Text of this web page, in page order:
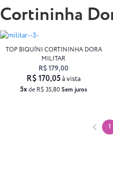
Cortininha
TOP BIQUÍNI CORTININHA DORA
MILITAR
R$ 179,00
5xde R$ 35,80 Sem juros
R$ 170,05à vista
1